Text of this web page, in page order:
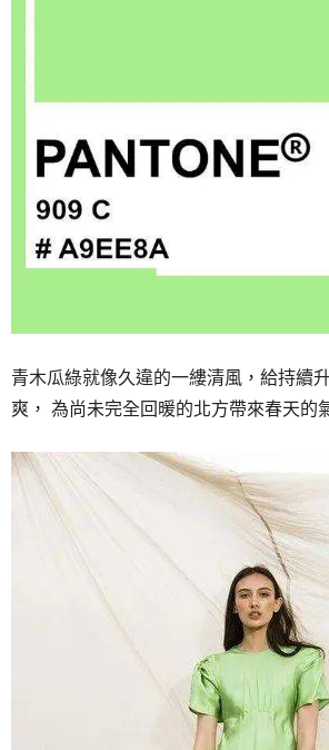
青木瓜綠就像久違的一縷清風， 給持續
爽， 為尚未完全回暖的北方帶來春天的